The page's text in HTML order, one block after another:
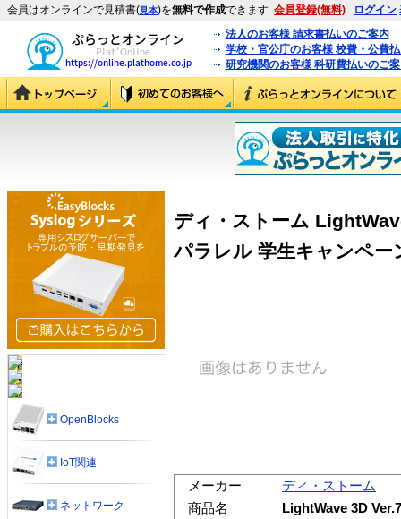
会員はオンラインで見積書(見本)を無料で作成できます 会員登録(無料) ログイン
法人のお客様 請求書払いのご案内
学校・官公庁のお客様 校費・公費
研究機関のお客様 科研費払いのご
ディ・ストーム
パラレル 学生キャンペー
メーカー
ディ・ストーム
商品名
LightWave 3D
OpenBlocks
IoT関連
ネットワーク